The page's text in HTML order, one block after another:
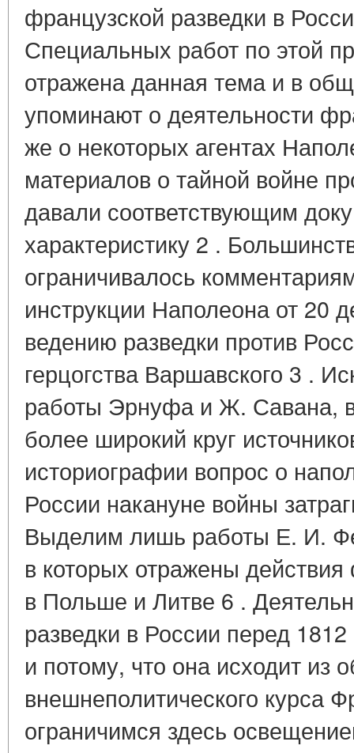
французской разведки в
Специальных работ по этой
отражена данная тема и в
упоминают о деятельности
же о некоторых агентах
материалов о тайной войне
давали соответствующим
характеристику 2 .
ограничивалось
инструкции Наполеона от 20
ведению разведки против
герцогства Варшавского 3 .
работы Эрнуфа и Ж. Савана,
более широкий круг
историографии вопрос о
России накануне войны
Выделим лишь работы Е. И.
в которых отражены
в Польше и Литве 6 .
разведки в России перед
и потому, что она исходит из
внешнеполитического курса
ограничимся здесь